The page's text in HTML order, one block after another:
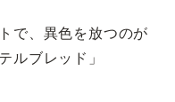
で、異色を放つのが
ルブレッド」